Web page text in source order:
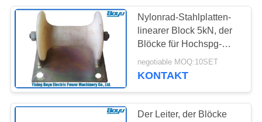
Aufreihen von
Blöcken
47
Nylonrad-Stahlplatten-
linearer Block 5kN, der
Blöcke für Hochspg-
Kabel-Durchmesser
150mm aufreiht
negotiable MOQ:10SET
KONTAKT
Der Leiter, der Blöcke